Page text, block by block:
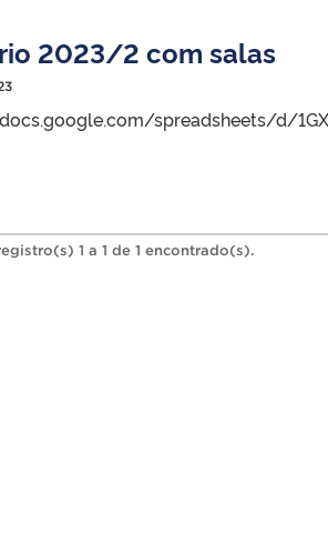
2023/2 com salas
spreadsheets/d/
1 a 1 de 1 encontrado(s).